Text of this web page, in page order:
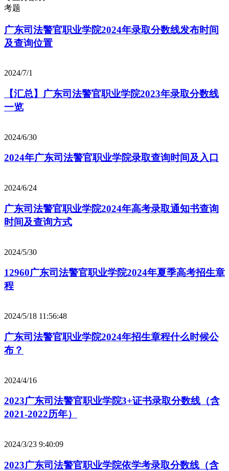
考题
广东司法警官职业学院2024年录取分数线发布时间
及查询位置
2024/7/1
【汇总】广东司法警官职业学院2023年录取分数线
一览
2024/6/30
2024年广东司法警官职业学院录取查询时间及入口
2024/6/24
广东司法警官职业学院2024年高考录取通知书查询
时间及查询方式
2024/5/30
12960广东司法警官职业学院2024年夏季高考招生章
程
2024/5/18 11:56:48
广东司法警官职业学院2024年招生章程什么时候公
布？
2024/4/16
2023广东司法警官职业学院3+证书录取分数线（含
2021-2022历年）
2024/3/23 9:40:09
2023广东司法警官职业学院依学考录取分数线（含